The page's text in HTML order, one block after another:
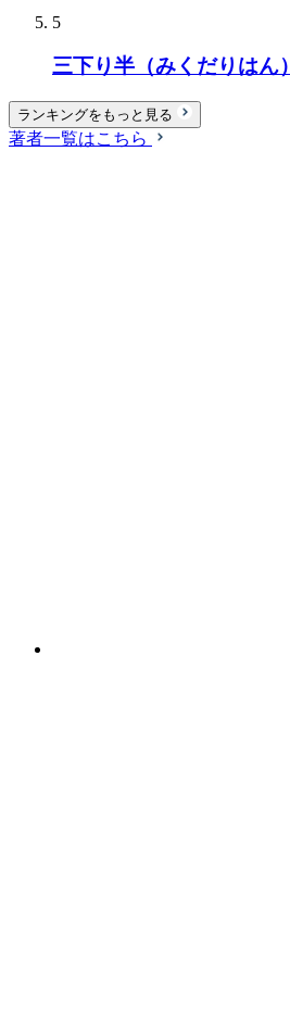
5
三下り半（みくだりはん）
ランキングをもっと見る
著者一覧はこちら